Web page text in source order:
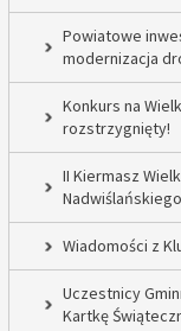
Powiatowe
modernizacja
Konkurs na
rozstrzygnięty!
II Kiermasz
Wiadomości z
Uczestnicy
Kartkę